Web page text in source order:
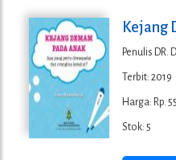
Kejang
Penulis DR.
Terbit: 2019
Harga: Rp.
Stok: 5